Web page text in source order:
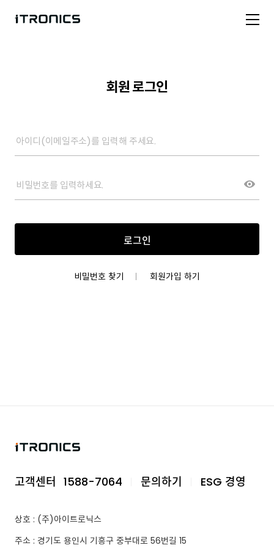
회원 로그인
로그인
비밀번호 찾기 회원가입 하기
고객센터 1588-7064 문의하기 ESG 경영
상호 : (주)아이트로닉스
주소 : 경기도 용인시 기흥구 중부대로 56번길 15